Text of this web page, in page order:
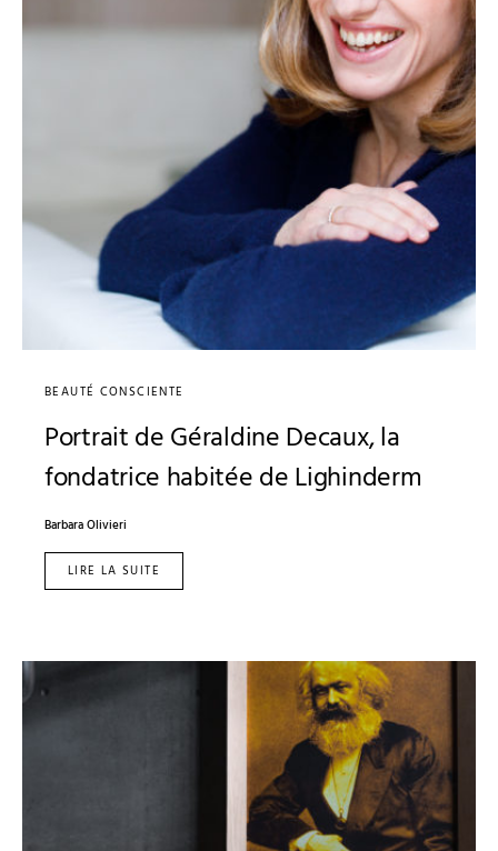
BEAUTÉ CONSCIENTE
Portrait de Géraldine Decaux, la
fondatrice habitée de Lighinderm
Barbara Olivieri
LIRE LA SUITE